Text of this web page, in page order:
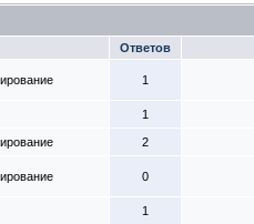
Ответов
1
1
2
0
1